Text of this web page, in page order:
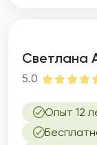
Светлана
5.0
Опыт 12